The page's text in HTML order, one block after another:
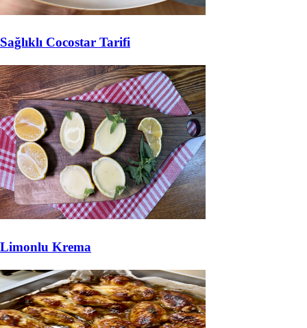
Sağlıklı Cocostar Tarifi
Limonlu Krema